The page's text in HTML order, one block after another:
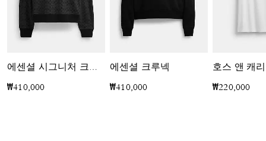
에센셜 시그니처 크루넥
₩410,000
에센셜 크루넥
₩410,000
호스 앤 캐
₩220,000